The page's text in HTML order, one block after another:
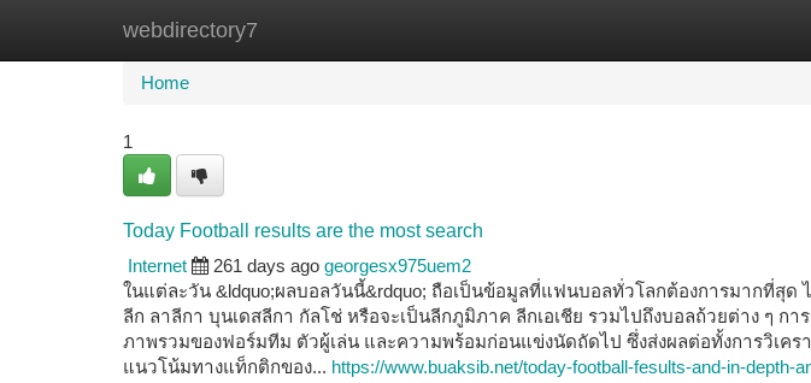
webdirectory7
Home New Site Listings
Home
1
Today Football results are the most search
Internet
261 days ago georgesx975uem2
ในแต่ละวัน &ldquo;ผลบอลวันนี้&rdquo; ถือเป็นข้อมูลที่แฟนบอลทั่วโลกต้องการมากที่สุด
ลีก ลาลีกา บุนเดสลีกา กัลโช่ หรือจะเป็นลีกภูมิภาค ลีกเอเชีย รวมไปถึงบอลถ้วยต่าง ๆ ก
ภาพรวมของฟอร์มทีม ตัวผู้เล่น และความพร้อมก่อนแข่งนัดถัดไป ซึ่งส่งผลต่อทั้งการวิเค
แนวโน้มทางแท็กติกของ... https://www.buaksib.net/today-football-fesults-and-in-depth-